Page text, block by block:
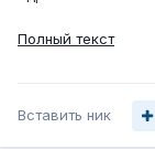
Полный текст
Вставить ник